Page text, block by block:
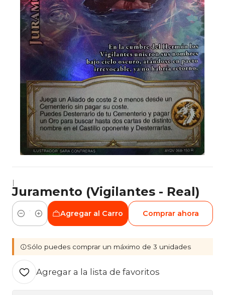
|
Juramento (Vigilantes - Real)
Cantidad
Agregar al Carro Comprar ahora
Sólo puedes comprar un máximo de 3 unidades
Agregar a la lista de favoritos